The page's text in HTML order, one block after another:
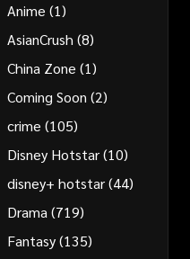
Anime (1)
AsianCrush (8)
China Zone (1)
Coming Soon (2)
crime (105)
Disney Hotstar(10)
disney+ hotstar(44)
Drama(719)
Fantasy(135)